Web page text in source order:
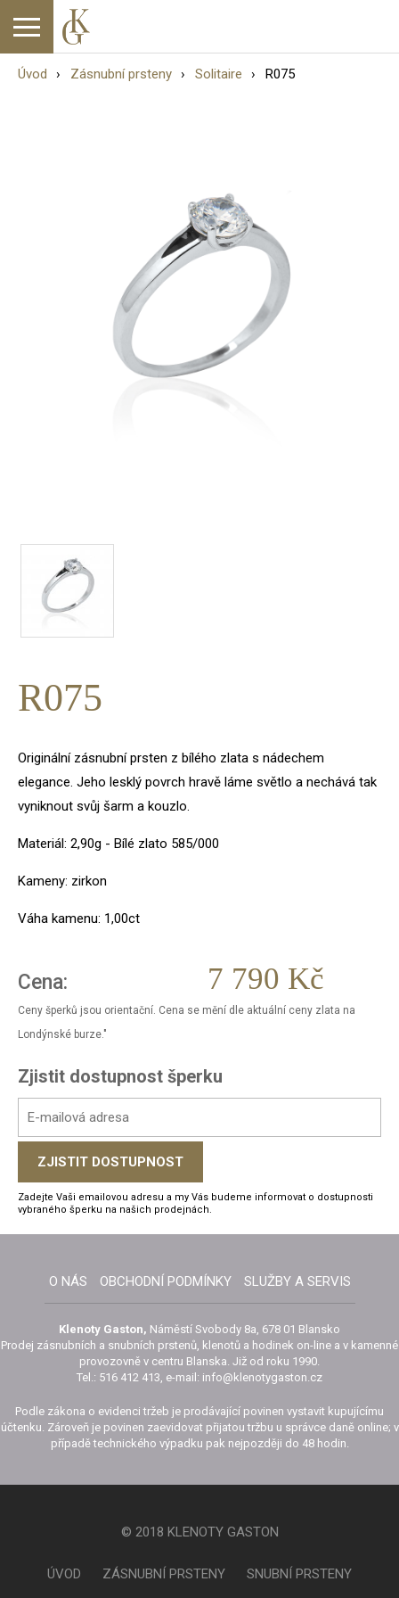
Úvod Zásnubní prsteny Solitaire R075
R075
Originální zásnubní prsten z bílého zlata s nádechem
elegance. Jeho lesklý povrch hravě láme světlo a nechává tak
vyniknout svůj šarm a kouzlo.
Materiál: 2,90g - Bílé zlato 585/000
Kameny: zirkon
Váha kamenu: 1,00ct
Cena: 7 790 Kč
Ceny šperků jsou orientační. Cena se mění dle aktuální ceny zlata na
Londýnské burze."
Zjistit dostupnost šperku
Zadejte Vaši emailovou adresu a my Vás budeme informovat o dostupnosti
vybraného šperku na našich prodejnách.
O NÁS OBCHODNÍ PODMÍNKY SLUŽBY A SERVIS
Klenoty Gaston, Náměstí Svobody 8a, 678 01 Blansko
Prodej zásnubních a snubních prstenů, klenotů a hodinek on-line a v kamenné
provozovně v centru Blanska. Již od roku 1990.
Tel.: 516 412 413, e-mail: info@klenotygaston.cz
Podle zákona o evidenci tržeb je prodávající povinen vystavit kupujícímu
účtenku. Zároveň je povinen zaevidovat přijatou tržbu u správce daně online; v
případě technického výpadku pak nejpozději do 48 hodin.
© 2018 KLENOTY GASTON
ÚVOD ZÁSNUBNÍ PRSTENY SNUBNÍ PRSTENY